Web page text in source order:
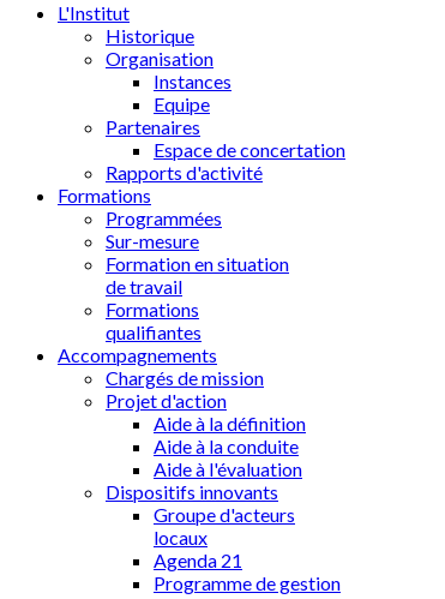
L'Institut
Historique
Organisation
Instances
Equipe
Partenaires
Espace de concertation
Rapports d'activité
Formations
Programmées
Sur-mesure
Formation en situation
de travail
Formations
qualifiantes
Accompagnements
Chargés de mission
Projet d'action
Aide à la définition
Aide à la conduite
Aide à l'évaluation
Dispositifs innovants
Groupe d'acteurs
locaux
Agenda 21
Programme de gestion